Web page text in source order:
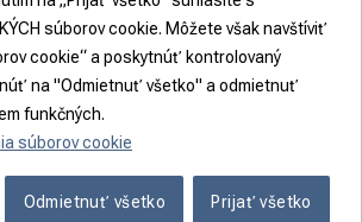
súborov cookie. Môžete však navštíviť
cookie“ a poskytnúť kontrolovaný
na "Odmietnuť všetko" a odmietnuť
funkčných.
súborov cookie
Odmietnuť všetko Prijať všetko